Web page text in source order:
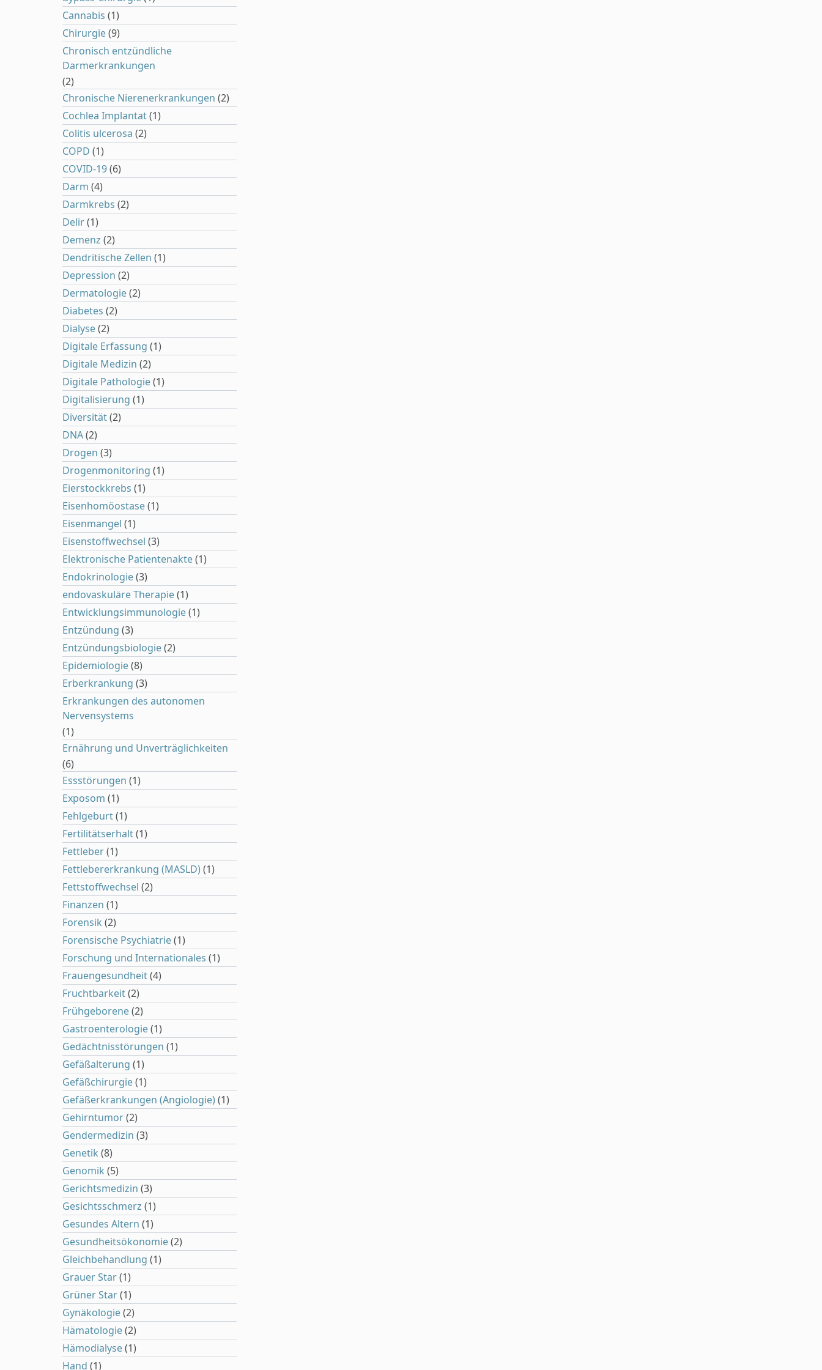
Cannabis (1)
Chirurgie(9)
Chronisch entzündliche
Darmerkrankungen
(2)
Chronische Nierenerkrankungen (2)
Cochlea Implantat(1)
Colitis ulcerosa (2)
COPD (1)
COVID-19(6)
Darm (4)
Darmkrebs (2)
Delir(1)
Demenz (2)
Dendritische Zellen (1)
Depression (2)
Dermatologie(2)
Diabetes (2)
Dialyse(2)
Digitale Erfassung (1)
Digitale Medizin (2)
Digitale Pathologie(1)
Digitalisierung (1)
Diversität(2)
DNA(2)
Drogen (3)
Drogenmonitoring (1)
Eierstockkrebs (1)
Eisenhomöostase(1)
Eisenmangel (1)
Eisenstoffwechsel (3)
Elektronische Patientenakte(1)
Endokrinologie(3)
endovaskuläre Therapie(1)
Entwicklungsimmunologie(1)
Entzündung (3)
Entzündungsbiologie(2)
Epidemiologie(8)
Erberkrankung (3)
Erkrankungen des autonomen
Nervensystems
(1)
Ernährung und Unverträglichkeiten
(6)
Essstörungen (1)
Exposom (1)
Fehlgeburt(1)
Fertilitätserhalt(1)
Fettleber(1)
Fettlebererkrankung (MASLD)(1)
Fettstoffwechsel (2)
Finanzen (1)
Forensik (2)
Forensische Psychiatrie(1)
Forschung und Internationales (1)
Frauengesundheit(4)
Fruchtbarkeit(2)
Frühgeborene(2)
Gastroenterologie(1)
Gedächtnisstörungen (1)
Gefäßalterung (1)
Gefäßchirurgie(1)
Gefäßerkrankungen (Angiologie)(1)
Gehirntumor(2)
Gendermedizin (3)
Genetik (8)
Genomik (5)
Gerichtsmedizin (3)
Gesichtsschmerz (1)
Gesundes Altern (1)
Gesundheitsökonomie(2)
Gleichbehandlung (1)
Grauer Star(1)
Grüner Star(1)
Gynäkologie(2)
Hämatologie(2)
Hämodialyse(1)
Hand (1)